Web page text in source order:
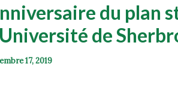
du plan
de
17, 2019